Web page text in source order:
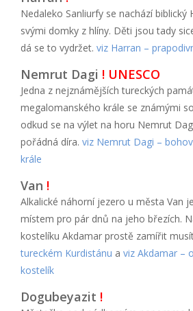
Nedaleko Sanliurfy se nachází biblický
svými domky z hlíny. Děti jsou tady
dá se to vydržet. viz Harran –
Nemrut Dagi ! UNESCO
Jedna z nejznámějších tureckých
megalomanského krále se známými
odkud se na výlet na horu Nemrut
pořádná díra. viz Nemrut Dagi –
krále
Van !
Alkalické náhorní jezero u města Van
místem pro pár dnů na jeho březích.
kostelíku Akdamar prostě zamířit
tureckém Kurdistánu a viz Akdamar –
kostelík
Dogubeyazit !